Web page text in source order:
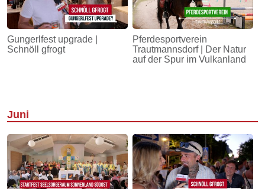
Gungerlfest upgrade |
Schnöll gfrogt
Pferdesportverein
Trautmannsdorf | Der Natur
auf der Spur im Vulkanland
Juni